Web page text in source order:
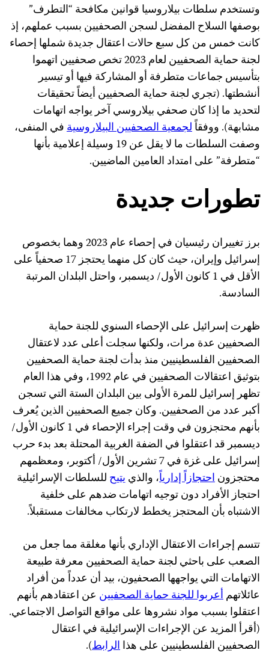
وتستخدم سلطات بيلاروسيا قوانين مكافحة “التطرف”
بوصفها السلاح المفضل لسجن الصحفيين بسبب عملهم، إذ
كانت خمس من كل سبع حالات اعتقال جديدة شملها إحصاء
لجنة حماية الصحفيين لعام 2023 تخص صحفيين اتهموا
بتأسيس جماعات متطرفة أو المشاركة فيها أو تيسير
أنشطتها. (تجري لجنة حماية الصحفيين أيضاً تحقيقات
لتحديد ما إذا كان صحفي بيلاروسي آخر يواجه اتهامات
مشابهة). ووفقاًلجمعية الصحفيين البيلاروسيةفي المنفى،
وصفت السلطات ما لا يقل عن 19 وسيلة إعلامية بأنها
“متطرفة” على امتداد العامين الماضيين.
تطورات جديدة
برز تغييران رئيسيان في إحصاء عام 2023 وهما بخصوص
إسرائيل وإيران، حيث كان كل منهما يحتجز 17 صحفياً على
الأقل في 1 كانون الأول/ ديسمبر، واحتل البلدان المرتبة
السادسة.
ظهرت إسرائيل على الإحصاء السنوي للجنة حماية
الصحفيين عدة مرات، ولكنها سجلت أعلى عدد لاعتقال
الصحفيين الفلسطينيين منذ بدأت لجنة حماية الصحفيين
بتوثيق اعتقالات الصحفيين في عام 1992، وفي هذا العام
تظهر إسرائيل للمرة الأولى بين البلدان الستة التي تسجن
أكبر عدد من الصحفيين. وكان جميع الصحفيين الذين يُعرف
بأنهم محتجزون في وقت إجراء الإحصاء في 1 كانون الأول/
ديسمبر قد اعتقلوا في الضفة الغربية المحتلة بعد بدء حرب
إسرائيل على غزة في 7 تشرين الأول/ أكتوبر، ومعظمهم
محتجزوناحتجازاً إدارياً، والذييتيح للسلطات الإسرائيلية
احتجاز الأفراد دون توجيه اتهامات ضدهم على خلفية
الاشتباه بأن المحتجز يخطط لارتكاب مخالفات مستقبلاً.
تتسم إجراءات الاعتقال الإداري بأنها مغلقة مما جعل من
الصعب على باحثي لجنة حماية الصحفيين معرفة طبيعة
الاتهامات التي يواجهها الصحفيون، بيد أن عدداً من أفراد
عائلاتهمأعربوا للجنة حماية الصحفيين عن اعتقادهم بأنهم
اعتقلوا بسبب مواد نشروها على مواقع التواصل الاجتماعي.
(أقرأ المزيد عن الإجراءات الإسرائيلية في اعتقال
الصحفيين الفلسطينيين على هذاالرابط).